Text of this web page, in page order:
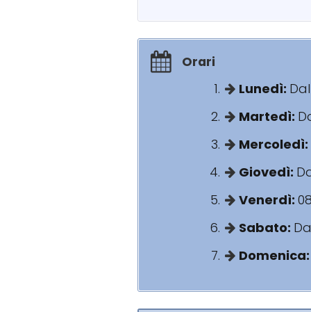
Orari
Lunedì:
Martedì:
Mercoledì:
Giovedì:
Venerdì:
Sabato: